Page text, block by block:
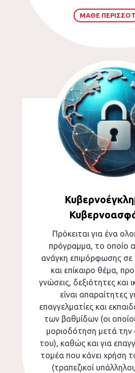
ΜΑΘΕ
Πρόκειται για ένα
πρόγραμμα, το οποίο
ανάγκη επιμόρφωσης σε
και επίκαιρο θέμα,
γνώσεις, δεξιότητες και
είναι απαραίτητες
επαγγελματίες και
των βαθμίδων (οι
μοριοδότηση μετά
του), καθώς και για
τομέα που κάνει χρήση
(τραπεζικοί